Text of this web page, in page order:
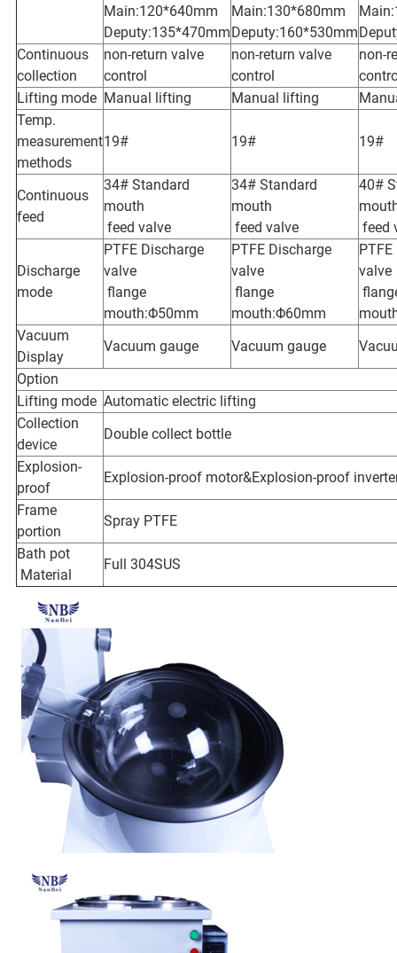
Main:120*640mm
Deputy:135*470mm
Main:130*680mm
Deputy:160*530mm
Continuous
collection
non-return valve
control
non-return valve
control
non-
Lifting mode Manual lifting Manual lifting
Temp.
measurement
methods
19# 19# 19#
Continuous
feed
34# Standard
mouth
feed valve
34# Standard
mouth
feed valve
40#
feed
Discharge
mode
PTFE Discharge
valve
flange
mouth:Φ50mm
PTFE Discharge
valve
flange
mouth:Φ60mm
valve
Vacuum
Display
Vacuum gauge Vacuum gauge
Option
Lifting mode Automatic electric lifting
Collection
device
Double collect bottle
Explosion-
proof
Explosion-proof motor&Explosion-proof
Frame
portion
Spray PTFE
Bath pot
Material
Full 304SUS